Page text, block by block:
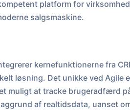
platform for
salgsmaskine.
kernefunktionerne fra
løsning. Det unikke ved Agile
muligt at tracke brugeradfærd
af realtidsdata, uanset